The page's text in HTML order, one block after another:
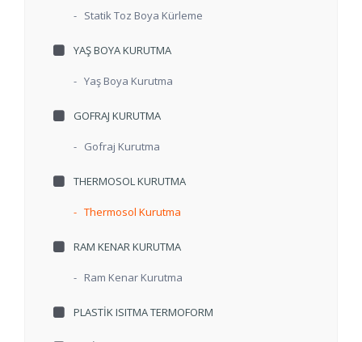
- Statik Toz Boya Kürleme
YAŞ BOYA KURUTMA
- Yaş Boya Kurutma
GOFRAJ KURUTMA
- Gofraj Kurutma
THERMOSOL KURUTMA
- Thermosol Kurutma
RAM KENAR KURUTMA
- Ram Kenar Kurutma
PLASTIK ISITMA TERMOFORM